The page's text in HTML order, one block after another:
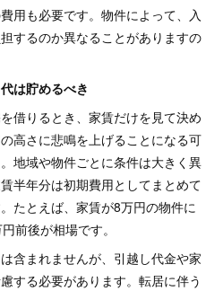
用も必要です。物件によって、入
するのか異なることがありますの
は貯めるべき
借りるとき、家賃だけを見て決め
高さに悲鳴を上げることになる可
地域や物件ごとに条件は大きく異
半年分は初期費用としてまとめて
たとえば、家賃が8万円の物件に
前後が相場です。
含まれませんが、引越し代金や家
する必要があります。転居に伴う